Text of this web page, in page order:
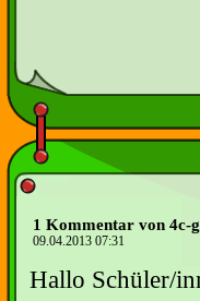
1 Kommentar von 4c-
09.04.2013 07:31
Hallo Schüler/